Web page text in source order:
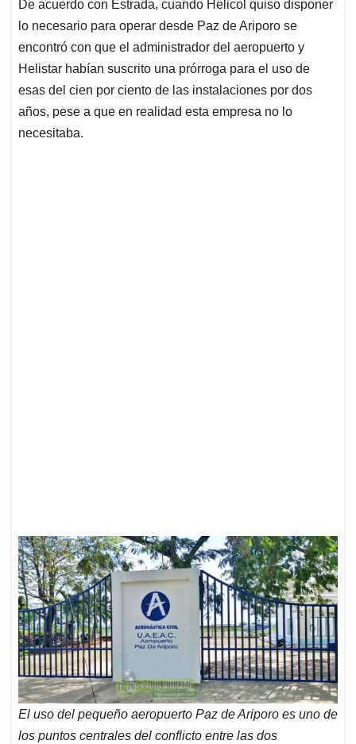
De acuerdo con Estrada, cuando Helicol quiso disponer
lo necesario para operar desde Paz de Ariporo se
encontró con que el administrador del aeropuerto y
Helistar habían suscrito una prórroga para el uso de
esas del cien por ciento de las instalaciones por dos
años, pese a que en realidad esta empresa no lo
necesitaba.
El uso del pequeño aeropuerto Paz de Ariporo es uno de
los puntos centrales del conflicto entre las dos